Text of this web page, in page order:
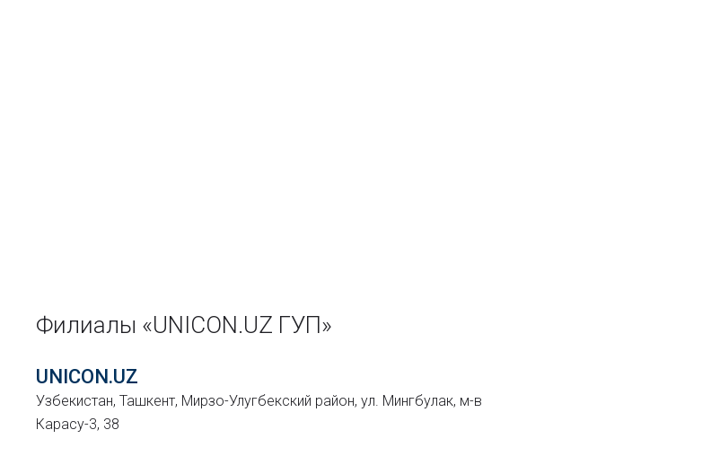
Филиалы «UNICON.UZ ГУП»
UNICON.UZ
Узбекистан, Ташкент, Мирзо-Улугбекский район, ул. Мингбулак, м-в
Карасу-3, 38